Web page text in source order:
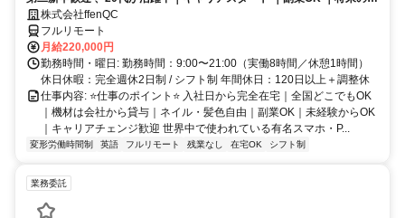
ャリアパスあり（長期キャリアを推奨しています）
株式会社ffenQC
フルリモート
月給220,000円
勤務時間・曜日: 勤務時間：9:00〜21:00（実働8時間／休憩1時間）
休日休暇：完全週休2日制 / シフト制 年間休日：120日以上＋調整休
仕事内容: ⭐️仕事のポイント⭐️ 入社日から完全在宅｜全国どこでもOK
｜機材は会社から貸与｜ネイル・髪色自由｜副業OK｜未経験からOK
｜キャリアチェンジ歓迎 世界中で使われている有名スマホ・P...
変形労働時間制 英語 フルリモート 残業なし 在宅OK シフト制
業務委託